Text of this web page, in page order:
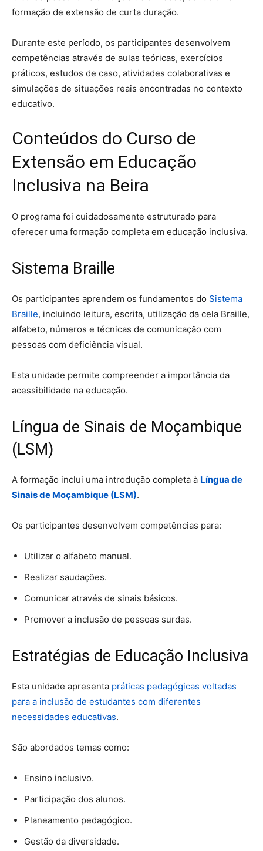
formação de extensão de curta duração.
Durante este período, os participantes desenvolvem
competências através de aulas teóricas, exercícios
práticos, estudos de caso, atividades colaborativas e
simulações de situações reais encontradas no contexto
educativo.
Conteúdos do Curso de
Extensão em Educação
Inclusiva na Beira
O programa foi cuidadosamente estruturado para
oferecer uma formação completa em educação inclusiva.
Sistema Braille
Os participantes aprendem os fundamentos do Sistema
Braille, incluindo leitura, escrita, utilização da cela Braille,
alfabeto, números e técnicas de comunicação com
pessoas com deficiência visual.
Esta unidade permite compreender a importância da
acessibilidade na educação.
Língua de Sinais de Moçambique
(LSM)
A formação inclui uma introdução completa à Língua de
Sinais de Moçambique (LSM).
Os participantes desenvolvem competências para:
Utilizar o alfabeto manual.
Realizar saudações.
Comunicar através de sinais básicos.
Promover a inclusão de pessoas surdas.
Estratégias de Educação Inclusiva
Esta unidade apresenta práticas pedagógicas voltadas
para a inclusão de estudantes com diferentes
necessidades educativas.
São abordados temas como:
Ensino inclusivo.
Participação dos alunos.
Planeamento pedagógico.
Gestão da diversidade.